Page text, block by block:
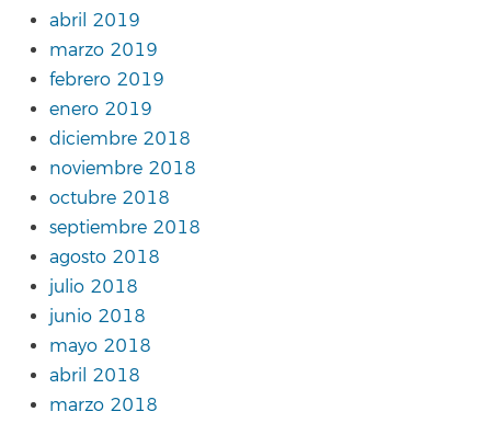
abril 2019
marzo 2019
febrero 2019
enero 2019
diciembre 2018
noviembre 2018
octubre 2018
septiembre 2018
agosto 2018
julio 2018
junio 2018
mayo 2018
abril 2018
marzo 2018